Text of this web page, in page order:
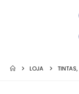
LOJA TINTAS,